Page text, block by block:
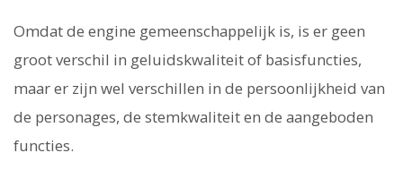
Omdat de engine gemeenschappelijk is, is er geen
groot verschil in geluidskwaliteit of basisfuncties,
maar er zijn wel verschillen in de persoonlijkheid van
de personages, de stemkwaliteit en de aangeboden
functies.